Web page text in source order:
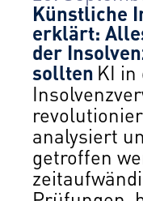
Künstliche
erklärt:
der
sollten KI in
analysiert
getroffen